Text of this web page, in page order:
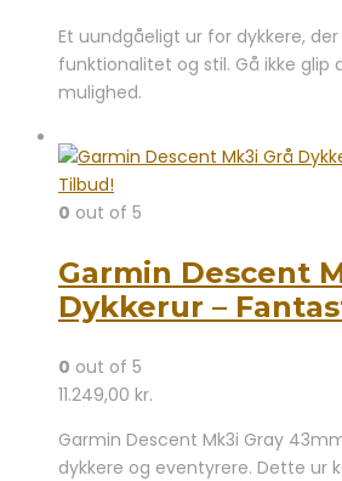
Et uundgåeligt ur for dykkere,
funktionalitet og stil. Gå ikke glip
mulighed.
0 out of 5
Garmin Descent
Dykkerur –
0 out of 5
11.249,00 kr.
Garmin Descent Mk3i Gray
dykkere og eventyrere. Dette ur